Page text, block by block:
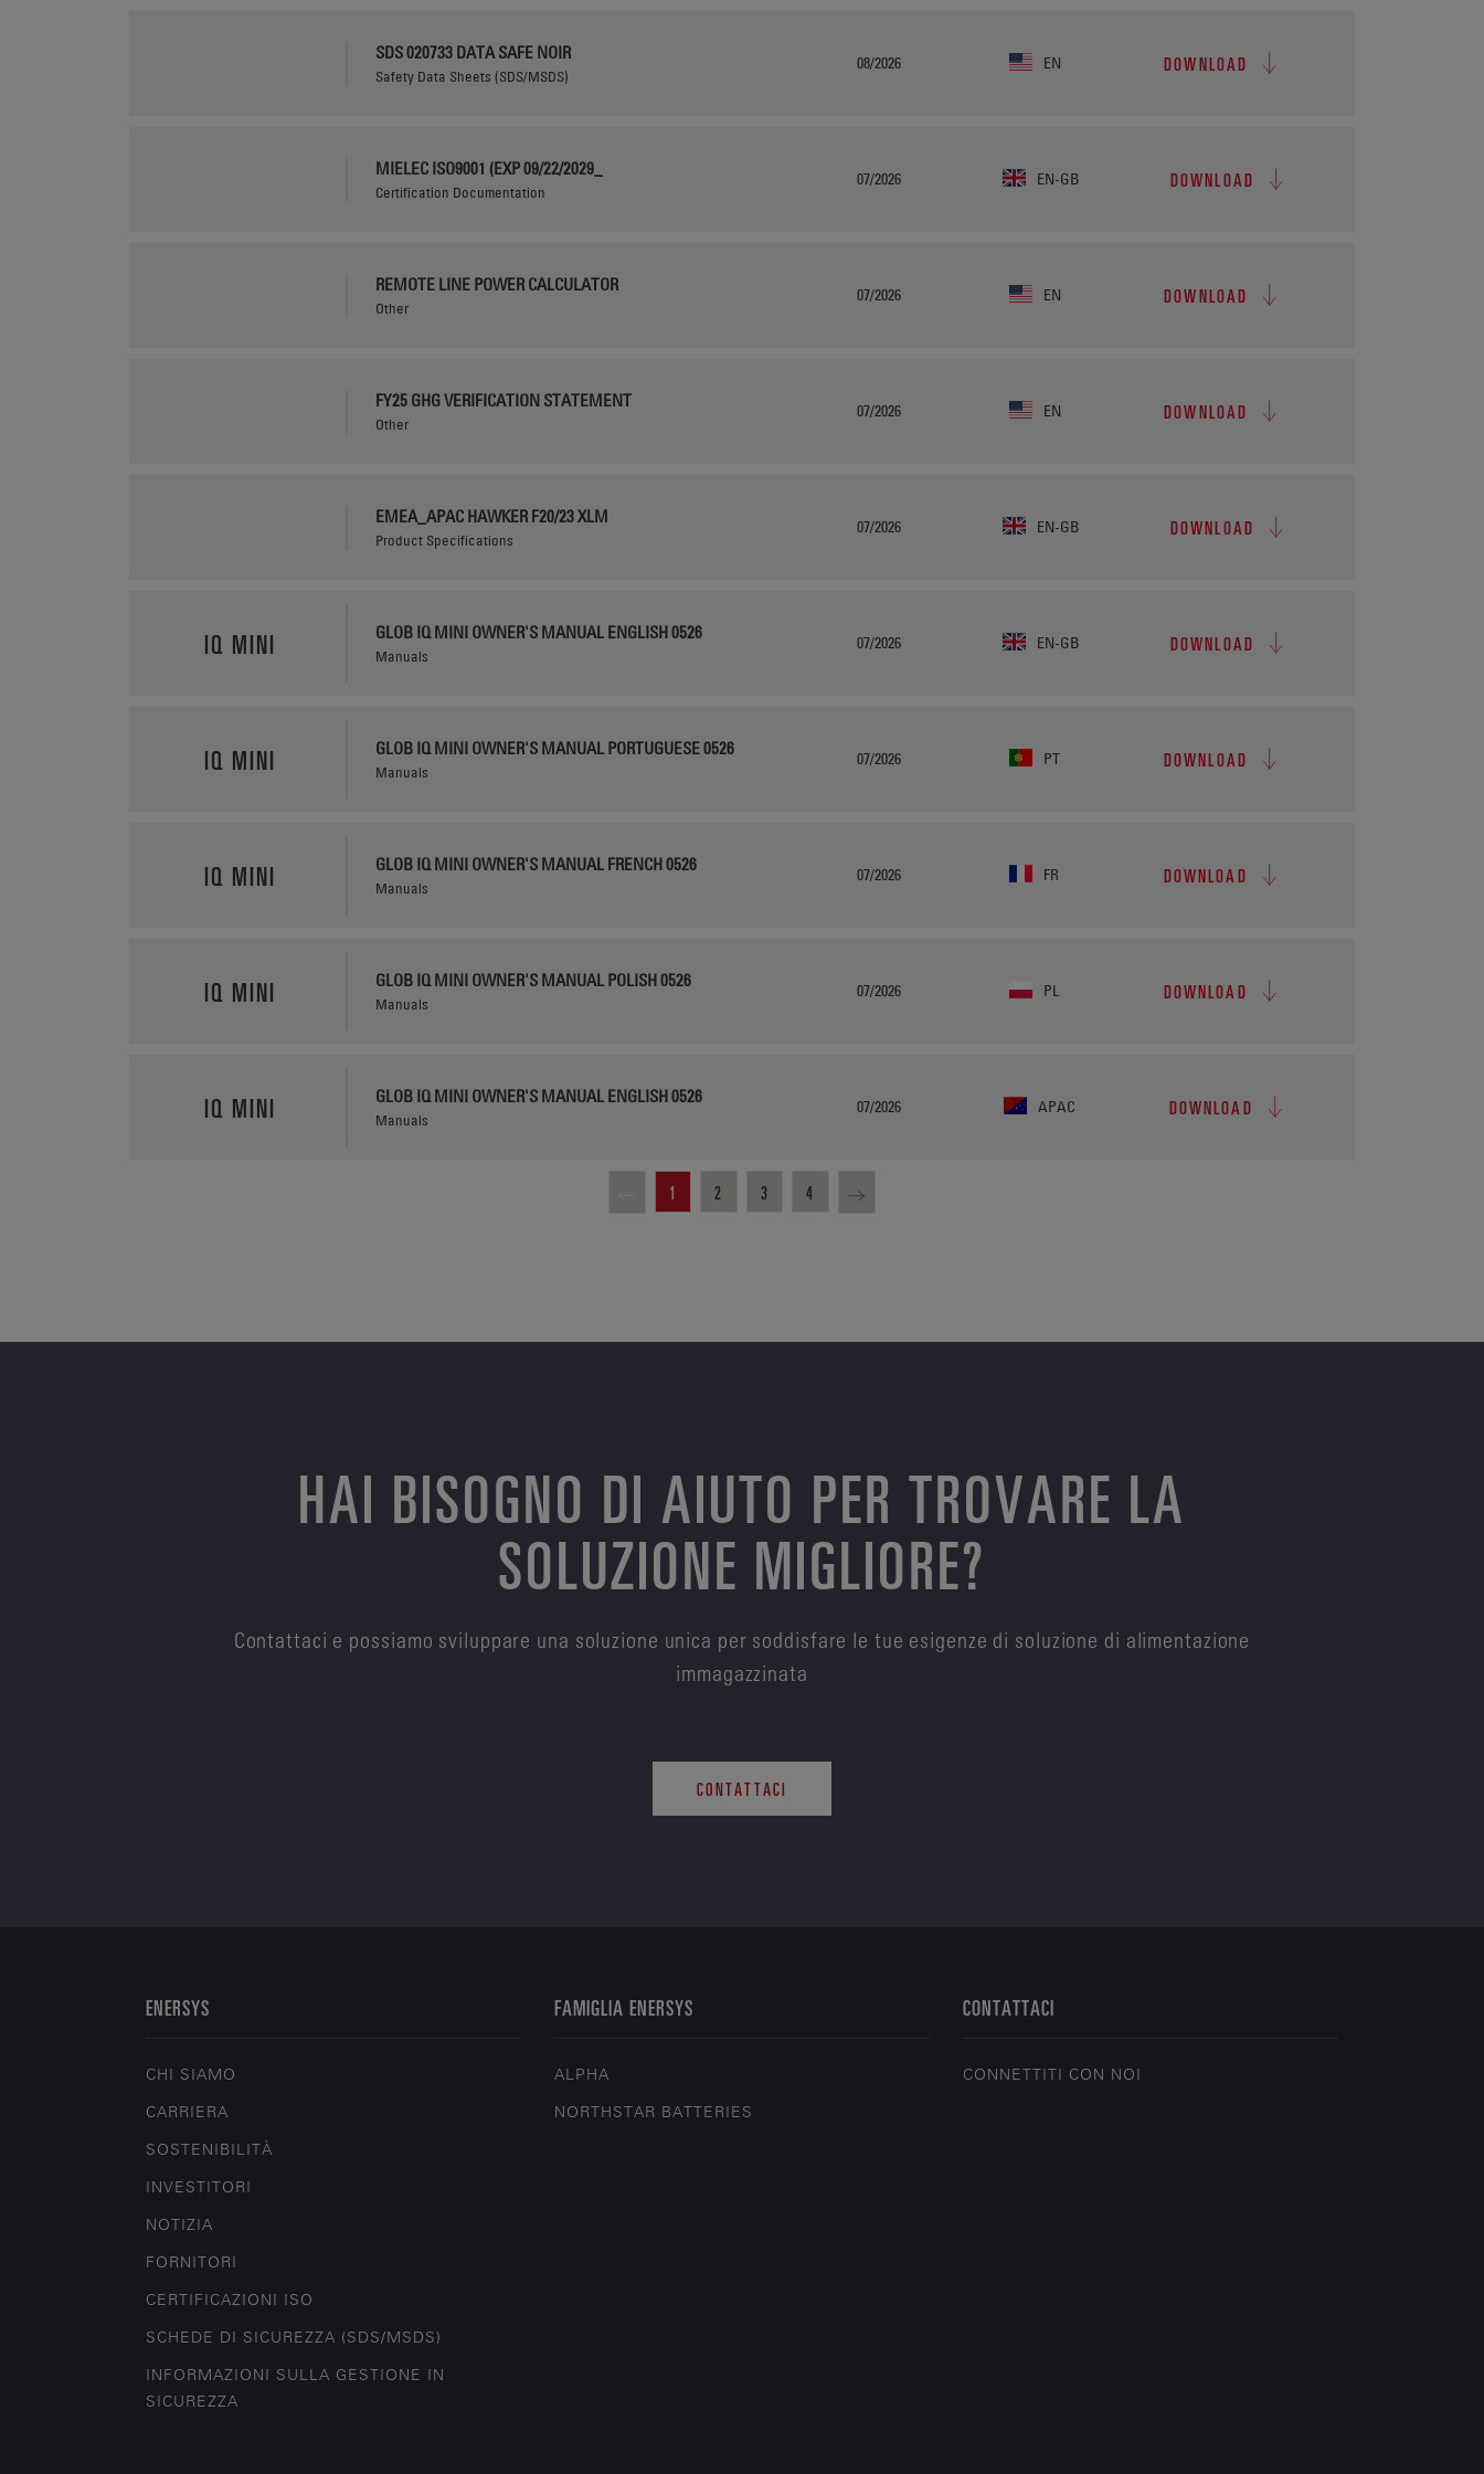
SDS 020733 DATA SAFE NOIR
Safety Data Sheets (SDS/MSDS)
08/2026 EN DOWNLOAD
MIELEC ISO9001 (EXP 09/22/2029_
Certification Documentation
07/2026 EN-GB DOWNLOAD
REMOTE LINE POWER CALCULATOR
Other
07/2026 EN DOWNLOAD
FY25 GHG VERIFICATION STATEMENT
Other
07/2026 EN DOWNLOAD
EMEA_APAC HAWKER F20/23 XLM
Product Specifications
07/2026 EN-GB DOWNLOAD
IQ MINI GLOB IQ MINI OWNER'S MANUAL ENGLISH 0526
Manuals
07/2026 EN-GB DOWNLOAD
IQ MINI GLOB IQ MINI OWNER'S MANUAL PORTUGUESE 0526
Manuals
07/2026 PT DOWNLOAD
IQ MINI GLOB IQ MINI OWNER'S MANUAL FRENCH 0526
Manuals
07/2026 FR DOWNLOAD
IQ MINI GLOB IQ MINI OWNER'S MANUAL POLISH 0526
Manuals
07/2026 PL DOWNLOAD
IQ MINI GLOB IQ MINI OWNER'S MANUAL ENGLISH 0526
Manuals
07/2026 APAC DOWNLOAD
1 2 3 4
HAI BISOGNO DI AIUTO PER TROVARE LA
SOLUZIONE MIGLIORE?
Contattaci e possiamo sviluppare una soluzione unica per soddisfare le tue esigenze di soluzione di alimentazione
immagazzinata
CONTATTACI
ENERSYS
CHI SIAMO
CARRIERA
SOSTENIBILITÀ
INVESTITORI
NOTIZIA
FORNITORI
CERTIFICAZIONI ISO
SCHEDE DI SICUREZZA (SDS/MSDS)
INFORMAZIONI SULLA GESTIONE IN
SICUREZZA
FAMIGLIA ENERSYS
ALPHA
NORTHSTAR BATTERIES
CONTATTACI
CONNETTITI CON NOI